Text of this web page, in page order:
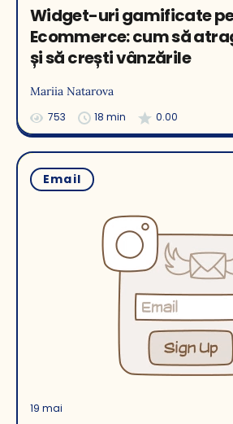
Widget-uri gamificate
Ecommerce: cum să
și să crești vânzările
Mariia Natarova
753 18 min 0.00
Email
19 mai